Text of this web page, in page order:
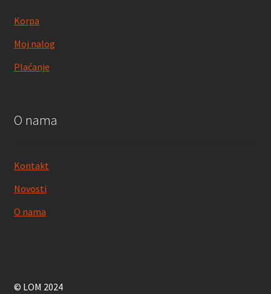
Korpa
Moj nalog
Plaćanje
O nama
Kontakt
Novosti
O nama
© LOM 2024